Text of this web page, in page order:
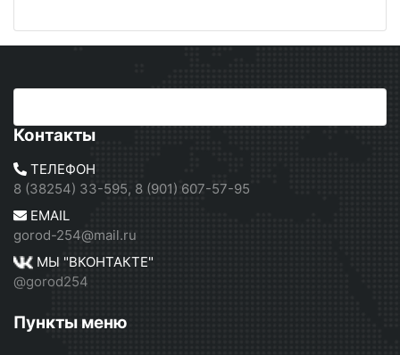
Контакты
ТЕЛЕФОН
8 (38254) 33-595, 8 (901) 607-57-95
EMAIL
gorod-254@mail.ru
МЫ "ВКОНТАКТЕ"
@gorod254
Пункты меню